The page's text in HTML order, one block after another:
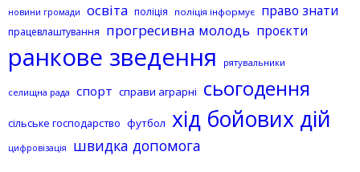
новини громади освіта поліція поліція інформує право знати
працевлаштування прогресивна молодь проєкти
ранкове зведення рятувальники
селищна рада спорт справи аграрні сьогодення
сільське господарство футбол хід бойових дій
цифровізація швидка допомога